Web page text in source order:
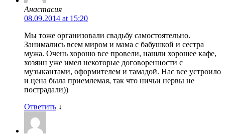
Анастасия
08.09.2014 at 15:20
Мы тоже организовали свадьбу самостоятельно.
Занимались всем миром и мама с бабушкой и сестра
мужа. Очень хорошо все провели, нашли хорошее кафе,
хозяин уже имел некоторые договоренности с
музыкантами, оформителем и тамадой. Нас все устроило
и цена была приемлемая, так что ничьи нервы не
пострадали))
Ответить ↓